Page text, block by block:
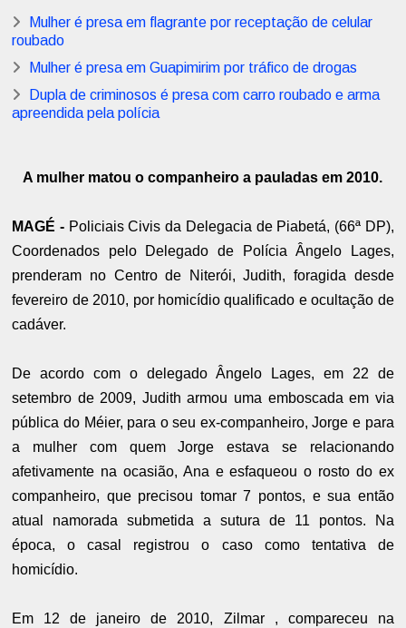
Mulher é presa em flagrante por receptação de celular
roubado
Mulher é presa em Guapimirim por tráfico de drogas
Dupla de criminosos é presa com carro roubado e arma
apreendida pela polícia
A mulher matou o companheiro a pauladas em 2010.
MAGÉ - Policiais Civis da Delegacia de Piabetá, (66ª DP),
Coordenados pelo Delegado de Polícia Ângelo Lages,
prenderam no Centro de Niterói, Judith, foragida desde
fevereiro de 2010, por homicídio qualificado e ocultação de
cadáver.
De acordo com o delegado Ângelo Lages, em 22 de
setembro de 2009, Judith armou uma emboscada em via
pública do Méier, para o seu ex-companheiro, Jorge e para
a mulher com quem Jorge estava se relacionando
afetivamente na ocasião, Ana e esfaqueou o rosto do ex
companheiro, que precisou tomar 7 pontos, e sua então
atual namorada submetida a sutura de 11 pontos. Na
época, o casal registrou o caso como tentativa de
homicídio.
Em 12 de janeiro de 2010, Zilmar , compareceu na